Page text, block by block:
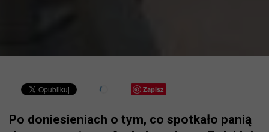
Zapisz
Po doniesieniach o tym, co spotkało panią